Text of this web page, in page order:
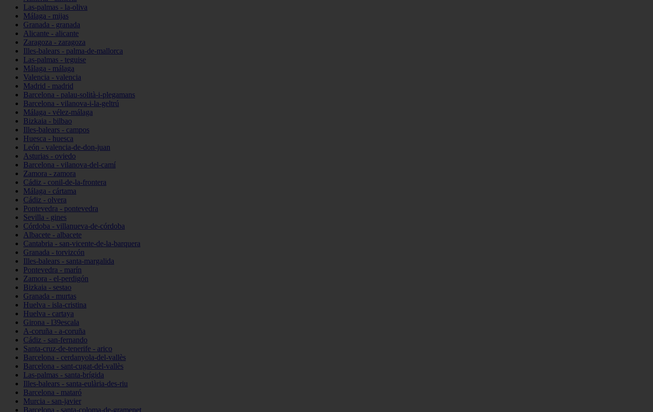
Las-palmas - la-oliva
Málaga - mijas
Granada - granada
Alicante - alicante
Zaragoza - zaragoza
Illes-balears - palma-de-mallorca
Las-palmas - teguise
Málaga - málaga
Valencia - valencia
Madrid - madrid
Barcelona - palau-solità-i-plegamans
Barcelona - vilanova-i-la-geltrú
Málaga - vélez-málaga
Bizkaia - bilbao
Illes-balears - campos
Huesca - huesca
León - valencia-de-don-juan
Asturias - oviedo
Barcelona - vilanova-del-camí
Zamora - zamora
Cádiz - conil-de-la-frontera
Málaga - cártama
Cádiz - olvera
Pontevedra - pontevedra
Sevilla - gines
Córdoba - villanueva-de-córdoba
Albacete - albacete
Cantabria - san-vicente-de-la-barquera
Granada - torvizcón
Illes-balears - santa-margalida
Pontevedra - marín
Zamora - el-perdigón
Bizkaia - sestao
Granada - murtas
Huelva - isla-cristina
Huelva - cartaya
Girona - l39escala
A-coruña - a-coruña
Cádiz - san-fernando
Santa-cruz-de-tenerife - arico
Barcelona - cerdanyola-del-vallès
Barcelona - sant-cugat-del-vallès
Las-palmas - santa-brígida
Illes-balears - santa-eulària-des-riu
Barcelona - mataró
Murcia - san-javier
Barcelona - santa-coloma-de-gramenet